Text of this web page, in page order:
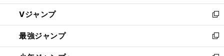
ウ
ィ
ン
ド
ウ
し
い
ウ
ィ
ン
Vジャンプ
新
し
い
ウ
最強ジャンプ
新
し